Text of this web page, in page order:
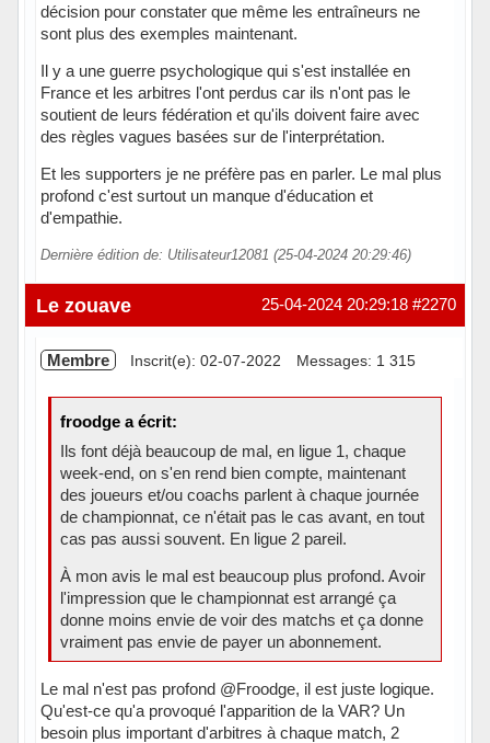
décision pour constater que même les entraîneurs ne
sont plus des exemples maintenant.
Il y a une guerre psychologique qui s'est installée en
France et les arbitres l'ont perdus car ils n'ont pas le
soutient de leurs fédération et qu'ils doivent faire avec
des règles vagues basées sur de l'interprétation.
Et les supporters je ne préfère pas en parler. Le mal plus
profond c'est surtout un manque d'éducation et
d'empathie.
Dernière édition de: Utilisateur12081 (25-04-2024 20:29:46)
#2270
25-04-2024 20:29:18
Le zouave
Membre Inscrit(e): 02-07-2022 Messages: 1 315
froodge a écrit:
Ils font déjà beaucoup de mal, en ligue 1, chaque
week-end, on s'en rend bien compte, maintenant
des joueurs et/ou coachs parlent à chaque journée
de championnat, ce n'était pas le cas avant, en tout
cas pas aussi souvent. En ligue 2 pareil.
À mon avis le mal est beaucoup plus profond. Avoir
l'impression que le championnat est arrangé ça
donne moins envie de voir des matchs et ça donne
vraiment pas envie de payer un abonnement.
Le mal n'est pas profond @Froodge, il est juste logique.
Qu'est-ce qu'a provoqué l'apparition de la VAR? Un
besoin plus important d'arbitres à chaque match, 2